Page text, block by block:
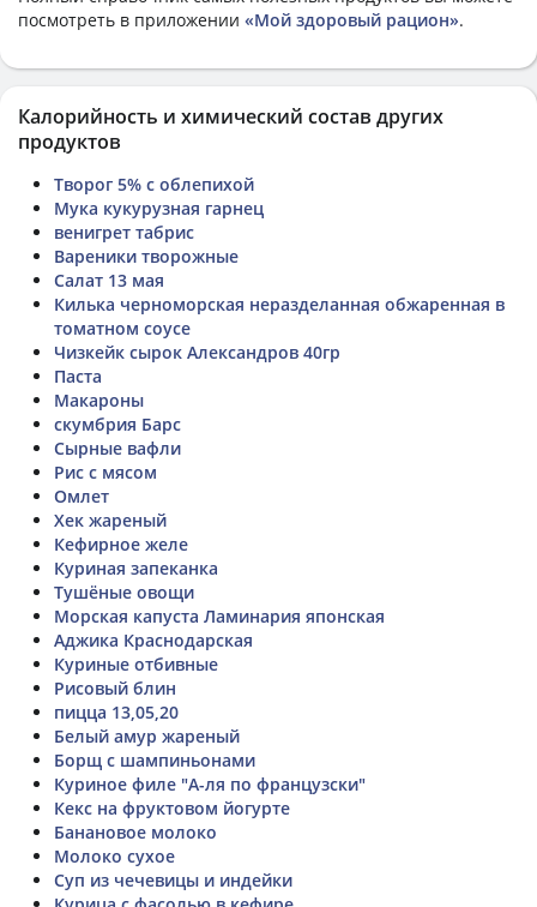
посмотреть в приложении «Мой здоровый рацион».
Калорийность и химический состав других
продуктов
Творог 5% с облепихой
Мука кукурузная гарнец
венигрет табрис
Вареники творожные
Салат 13 мая
Килька черноморская неразделанная обжаренная в
томатном соусе
Чизкейк сырок Александров 40гр
Паста
Макароны
скумбрия Барс
Сырные вафли
Рис с мясом
Омлет
Хек жареный
Кефирное желе
Куриная запеканка
Тушёные овощи
Морская капуста Ламинария японская
Аджика Краснодарская
Куриные отбивные
Рисовый блин
пицца 13,05,20
Белый амур жареный
Борщ с шампиньонами
Куриное филе "А-ля по французски"
Кекс на фруктовом йогурте
Банановое молоко
Молоко сухое
Суп из чечевицы и индейки